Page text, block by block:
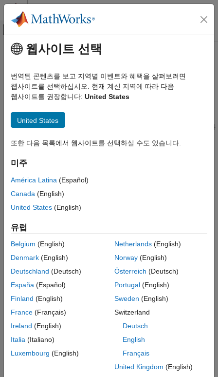
콘텐츠로 바로 가기
오프캔버스 탐색 메뉴 토글
문서 홈
Embedded Coder
MATLAB 코드에서 코드 생성
카테고리
코드 모양
MISRA 및 AUTOSAR 규정 준수
검증
코드 대체 사용자 지정
연산자 대체
고정소수점 연산자 대체
주요 콘텐츠
이 페이지는 기계 번역을 사용하여 번역되었습니다. 영어 원문을
코드 대체 사용자 지정
코드 대체 라이브러리 생성 및 관리
사용자 지정 코드 대체 라이브러리를 개발하여 기본적으로 함수와
시점과 방법을 사용자 지정합니다.코드 대체 툴을 사용하여
라이브러리를 개발할 수 있습니다.
개발합니다.
함수에 대한 코드 생성기의 일치 및 대체 프로세스를 사용자
지정합니다.
What Is Code Replacement Customization?
Quick Start Library Development
웹사이트 선택
번역된 콘텐츠를 보고 지역별 이벤트와 혜택을 살펴보려면
웹사이트를 선택하십시오. 현재 계신 지역에 따라 다음
웹사이트를 권장합니다: United States
United States
또한 다음 목록에서 웹사이트를 선택하실 수도 있습니다.
미주
América Latina (Español)
Canada (English)
United States (English)
유럽
Belgium (English)
Denmark (English)
Deutschland (Deutsch)
España (Español)
Finland (English)
France (Français)
Ireland (English)
Italia (Italiano)
Luxembourg (English)
Netherlands(English)
Norway(English)
Österreich (Deutsch)
Portugal(English)
Sweden (English)
Switzerland
Deutsch
English
Français
United Kingdom (English)